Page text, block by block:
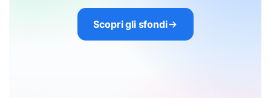
Scopri gli sfondi